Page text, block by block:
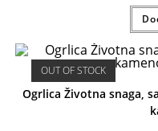
OUT OF STOCK
Ogrlica Životna snaga,